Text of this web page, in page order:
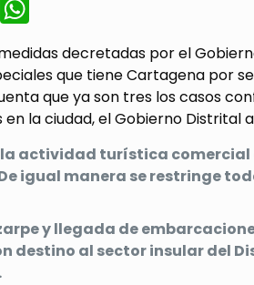
Email
decretadas por el
que tiene Cartagena por
que ya son tres los casos
la ciudad, el Gobierno Distrital
la actividad turística comercial
igual manera se restringe
y llegada de
destino al sector insular del